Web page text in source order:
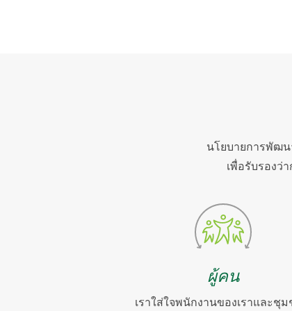
นโยบายการพัฒน
เพื่อรับรองว่
ผู้คน
เราใส่ใจพนักงานของเราและชุ